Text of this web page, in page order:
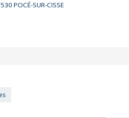
POCÉ-SUR-CISSE